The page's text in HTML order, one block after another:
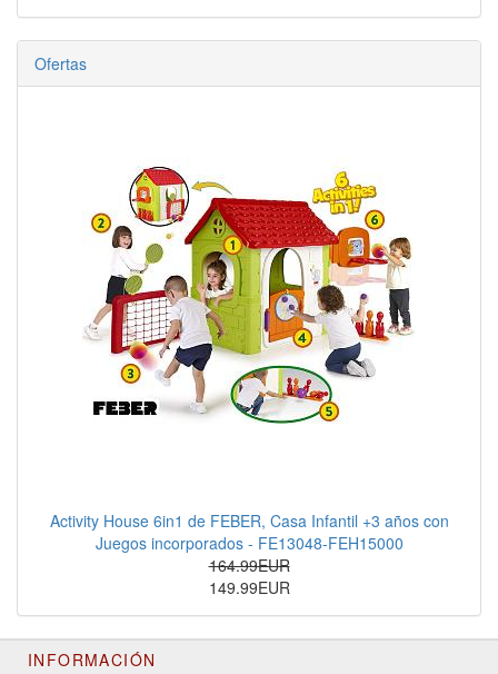
Ofertas
Activity House 6in1 de FEBER, Casa Infantil +3 años con
Juegos incorporados - FE13048-FEH15000
164.99EUR
149.99EUR
INFORMACIÓN